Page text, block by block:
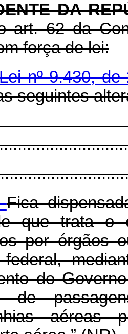
DA
art. 62 da
força de lei:
nº 9.430,
seguintes
Fica
que trata o
por órgãos
federal,
do
de
aéreas